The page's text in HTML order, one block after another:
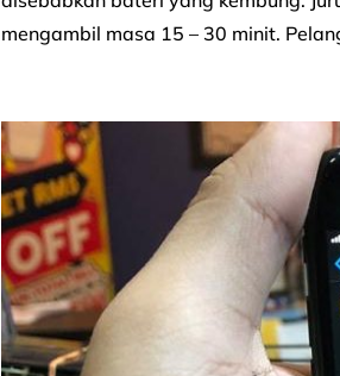
mengambil masa 15 – 30 minit.